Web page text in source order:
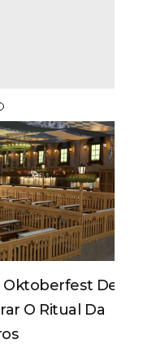
De
O Ritual Da